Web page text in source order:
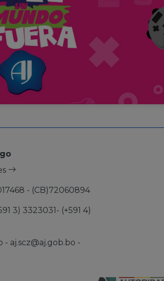
- (CB)72060894
3) 3323031- (+591 4)
- aj.scz@aj.gob.bo -